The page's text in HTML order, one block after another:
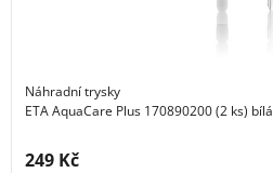
Náhradní trysky
ETA AquaCare Plus 170890200 (2 ks) bílá
Cena s DPH:
249 Kč